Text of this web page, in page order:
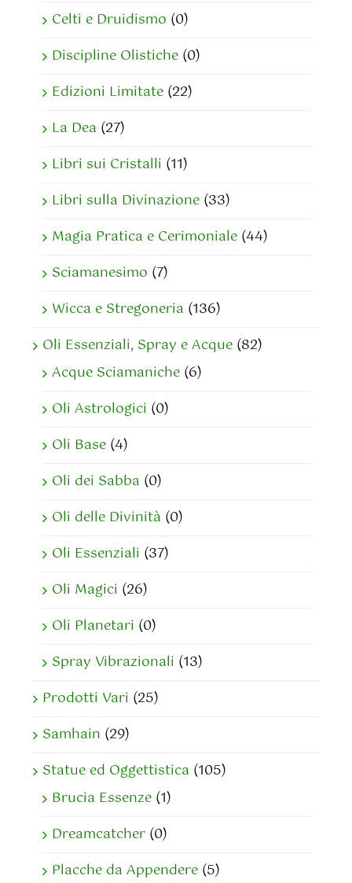
Celti e Druidismo (0)
Discipline Olistiche (0)
Edizioni Limitate (22)
La Dea (27)
Libri sui Cristalli (11)
Libri sulla Divinazione (33)
Magia Pratica e Cerimoniale (44)
Sciamanesimo (7)
Wicca e Stregoneria (136)
Oli Essenziali, Spray e Acque (82)
Acque Sciamaniche (6)
Oli Astrologici (0)
Oli Base (4)
Oli dei Sabba (0)
Oli delle Divinità (0)
Oli Essenziali (37)
Oli Magici (26)
Oli Planetari (0)
Spray Vibrazionali (13)
Prodotti Vari (25)
Samhain (29)
Statue ed Oggettistica (105)
Brucia Essenze (1)
Dreamcatcher (0)
Placche da Appendere (5)